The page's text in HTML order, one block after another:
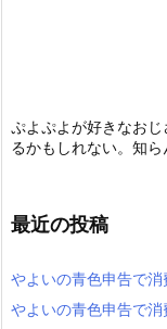
ぷよぷよが好きなお
るかもしれない。知ら
最近の投稿
やよいの青色申告で
やよいの青色申告で